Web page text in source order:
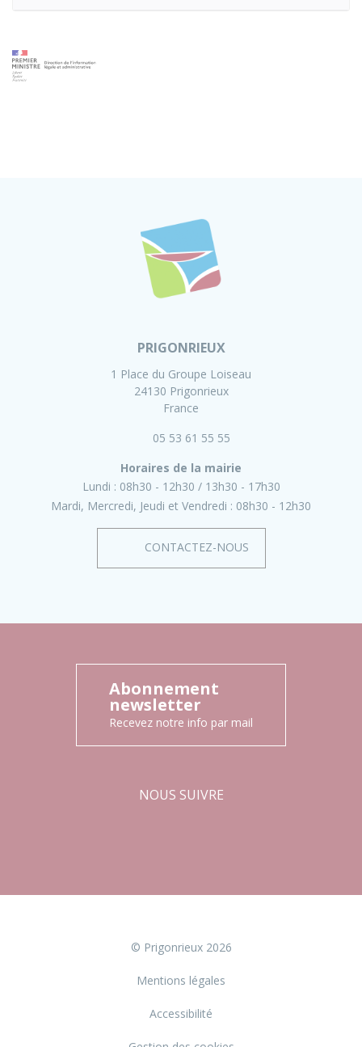
PRIGONRIEUX
1 Place du Groupe Loiseau
24130 Prigonrieux
France
05 53 61 55 55
Horaires de la mairie
Lundi : 08h30 - 12h30
13h30 - 17h30
Mardi, Mercredi, Jeudi et Vendredi : 08h30 - 12h30
CONTACTEZ-NOUS
Abonnement
newsletter
Recevez notre info par mail
NOUS SUIVRE
© Prigonrieux 2026
Mentions légales
Accessibilité